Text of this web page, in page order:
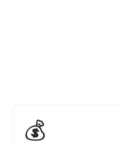
💰